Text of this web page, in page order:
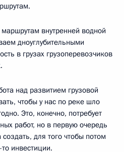
внутренней водной
дноуглубительными
в грузах грузоперевозчиков
над развитием грузовой
чтобы у нас по реке шло
Это, конечно, потребует
работ, но в первую очередь
для того чтобы потом
инвестиции.